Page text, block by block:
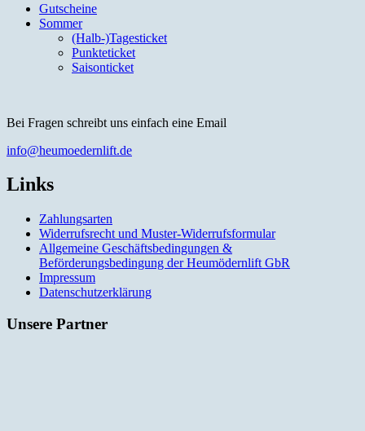
Gutscheine
Sommer
(Halb-)Tagesticket
Punkteticket
Saisonticket
Bei Fragen schreibt uns einfach eine Email
info@heumoedernlift.de
Links
Zahlungsarten
Widerrufsrecht und Muster-Widerrufsformular
Allgemeine Geschäftsbedingungen &
Beförderungsbedingung der Heumödernlift GbR
Impressum
Datenschutzerklärung
Unsere Partner